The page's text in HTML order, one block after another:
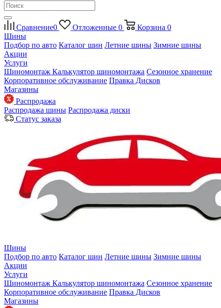
Сравнение0 Отложенные 0 Корзина 0
Шины
Подбор по авто Каталог шин Летние шины Зимние шины
Акции
Услуги
Шиномонтаж Калькулятор шиномонтажа Сезонное хранение
Корпоративное обслуживание Правка Дисков
Магазины
Распродажа
Распродажа шины Распродажа диски
Статус заказа
Шины
Подбор по авто Каталог шин Летние шины Зимние шины
Акции
Услуги
Шиномонтаж Калькулятор шиномонтажа Сезонное хранение
Корпоративное обслуживание Правка Дисков
Магазины